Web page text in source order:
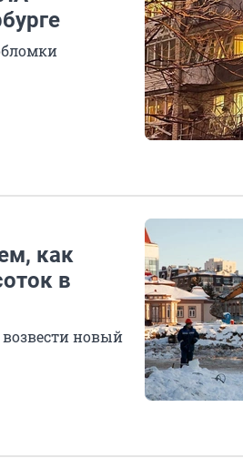
как
в
новый